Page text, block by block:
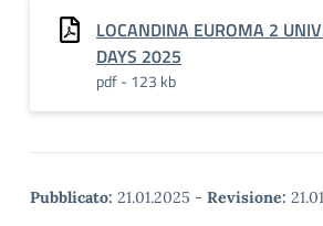
LOCANDINA EUROMA 2
DAYS 2025
pdf - 123 kb
Pubblicato: 21.01.2025 - Revisione: